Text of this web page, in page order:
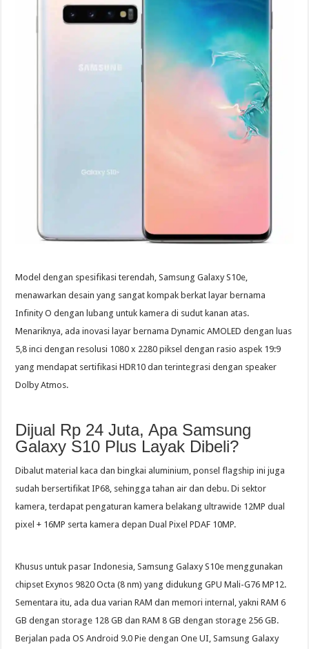
Model dengan spesifikasi terendah, Samsung Galaxy S10e,
menawarkan desain yang sangat kompak berkat layar bernama
Infinity O dengan lubang untuk kamera di sudut kanan atas.
Menariknya, ada inovasi layar bernama Dynamic AMOLED dengan luas
5,8 inci dengan resolusi 1080 x 2280 piksel dengan rasio aspek 19:9
yang mendapat sertifikasi HDR10 dan terintegrasi dengan speaker
Dolby Atmos.
Dijual Rp 24 Juta, Apa Samsung
Galaxy S10 Plus Layak Dibeli?
Dibalut material kaca dan bingkai aluminium, ponsel flagship ini juga
sudah bersertifikat IP68, sehingga tahan air dan debu. Di sektor
kamera, terdapat pengaturan kamera belakang ultrawide 12MP dual
pixel + 16MP serta kamera depan Dual Pixel PDAF 10MP.
Khusus untuk pasar Indonesia, Samsung Galaxy S10e menggunakan
chipset Exynos 9820 Octa (8 nm) yang didukung GPU Mali-G76 MP12.
Sementara itu, ada dua varian RAM dan memori internal, yakni RAM 6
GB dengan storage 128 GB dan RAM 8 GB dengan storage 256 GB.
Berjalan pada OS Android 9.0 Pie dengan One UI, Samsung Galaxy